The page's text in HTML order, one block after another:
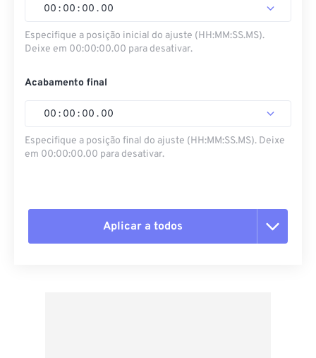
00 : 00 : 00 . 00
Especifique a posição inicial do ajuste (HH:MM:SS.MS).
Deixe em 00:00:00.00 para desativar.
Acabamento final
00 : 00 : 00 . 00
Especifique a posição final do ajuste (HH:MM:SS.MS). Deixe
em 00:00:00.00 para desativar.
Aplicar a todos